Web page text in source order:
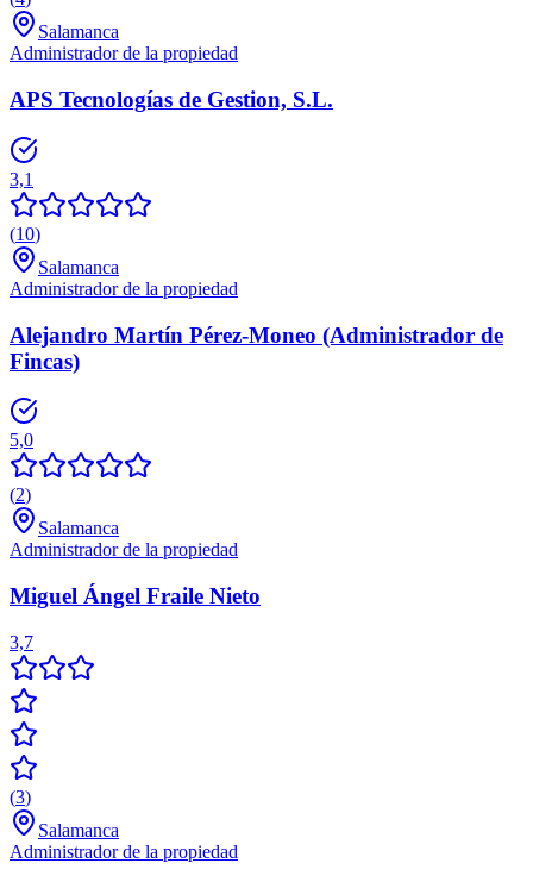
Salamanca
Administrador de la propiedad
APS Tecnologías de Gestion, S.L.
3,1
(10)
Salamanca
Administrador de la propiedad
Alejandro Martín Pérez-Moneo (Administrador de
Fincas)
5,0
(2)
Salamanca
Administrador de la propiedad
Miguel Ángel Fraile Nieto
3,7
(3)
Salamanca
Administrador de la propiedad